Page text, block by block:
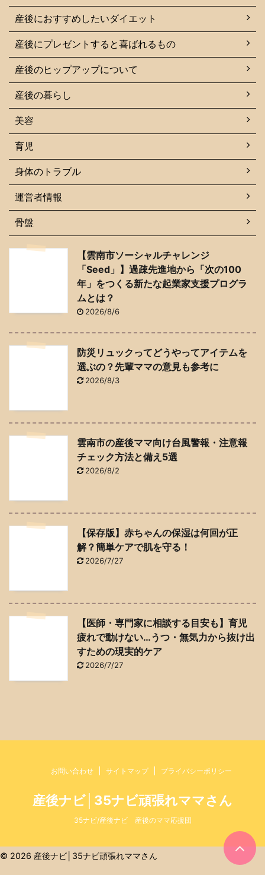
産後におすすめしたいダイエット
産後にプレゼントすると喜ばれるもの
産後のヒップアップについて
産後の暮らし
美容
育児
身体のトラブル
運営者情報
骨盤
【雲南市ソーシャルチャレンジ
「Seed」】過疎先進地から「次の100
年」をつくる新たな起業家支援プログラ
ムとは？
2026/8/6
防災リュックってどうやってアイテムを
選ぶの？先輩ママの意見も参考に
2026/8/3
雲南市の産後ママ向け台風警報・注意報
チェック方法と備え5選
2026/8/2
【保存版】赤ちゃんの保湿は何回が正
解？簡単ケアで肌を守る！
2026/7/27
【医師・専門家に相談する目安も】育児
疲れで動けない…うつ・無気力から抜け出
すための現実的ケア
2026/7/27
お問い合わせ サイトマップ プライバシーポリシー
産後ナビ│35ナビ頑張れママさん
35ナビ/産後ナビ 産後のママ応援団
© 2026 産後ナビ│35ナビ頑張れママさん